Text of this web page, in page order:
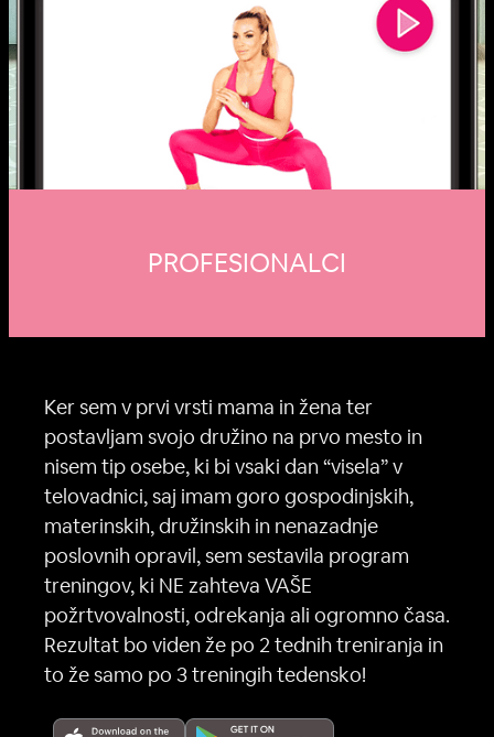
PROFESIONALCI
Ker sem v prvi vrsti mama in žena ter
postavljam svojo družino na prvo mesto in
nisem tip osebe, ki bi vsaki dan “visela” v
telovadnici, saj imam goro gospodinjskih,
materinskih, družinskih in nenazadnje
poslovnih opravil, sem sestavila program
treningov, ki NE zahteva VAŠE
požrtvovalnosti, odrekanja ali ogromno časa.
Rezultat bo viden že po 2 tednih treniranja in
to že samo po 3 treningih tedensko!